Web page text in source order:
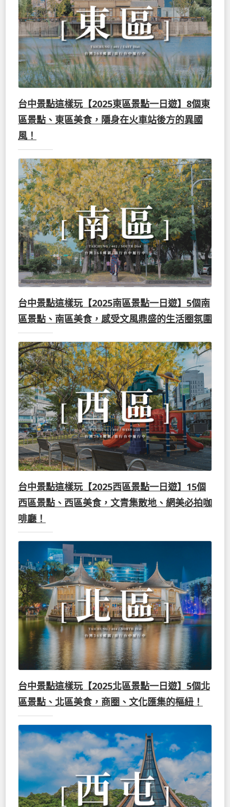
台中景點這樣玩【2025東區景點一日遊】8個東
區景點、東區美食，隱身在火車站後方的異國
風！
台中景點這樣玩【2025南區景點一日遊】5個南
區景點、南區美食，感受文風鼎盛的生活圈氛圍
台中景點這樣玩【2025西區景點一日遊】15個
西區景點、西區美食，文青集散地、網美必拍咖
啡廳！
台中景點這樣玩【2025北區景點一日遊】5個北
區景點、北區美食，商圈、文化匯集的樞紐！